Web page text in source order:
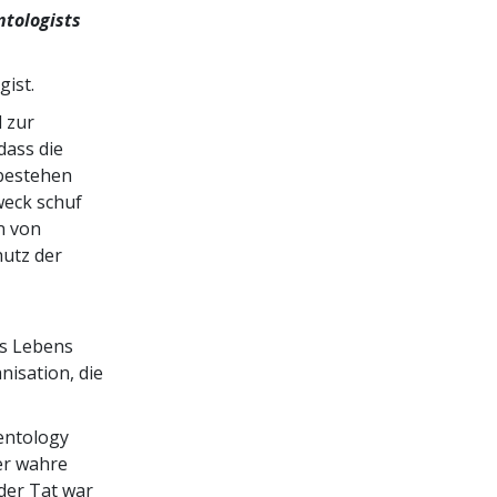
zur
die
schuf
von
der
Lebens
die
wahre
Tat war